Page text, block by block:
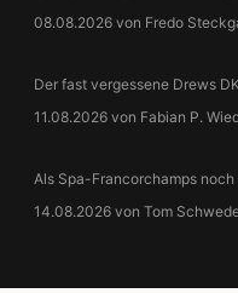
08.08.2026 von Fredo
Der fast vergessene Drews
11.08.2026 von Fabian P.
Als Spa-Francorchamps
14.08.2026 von Tom